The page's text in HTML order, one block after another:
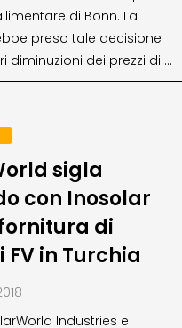
di Bonn. La
preso tale decisione
diminuzioni dei prezzi di …
sigla
con Inosolar
di
in Turchia
Industries e